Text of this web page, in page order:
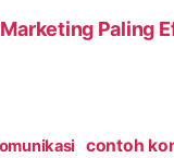
Paling
contoh